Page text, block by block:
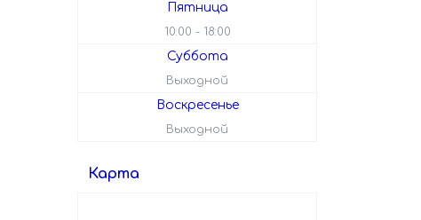
Пятница
10:00 18:00
Суббота
Выходной
Воскресенье
Выходной
Карта